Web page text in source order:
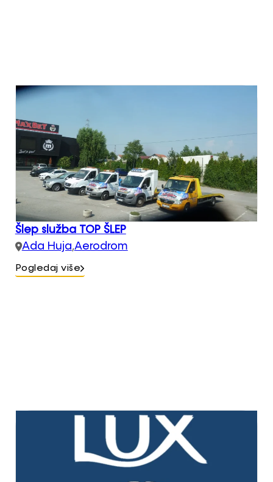
Šlep služba TOP ŠLEP
Ada Huja,Aerodrom
Pogledaj više